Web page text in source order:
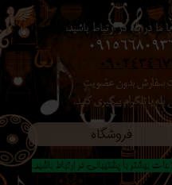
فروشگاه
در بله در ارتباط باشید،
سفارش بدون عضویت
یا تلگرام پیگیری کنید.
بیشتر با پشتیبانی در ارتباط باشید..